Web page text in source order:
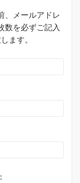
、メールアドレ
数を必ずご記入
ます。
：